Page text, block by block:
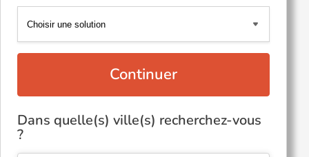
Continuer
Dans quelle(s) ville(s) recherchez-vous
?